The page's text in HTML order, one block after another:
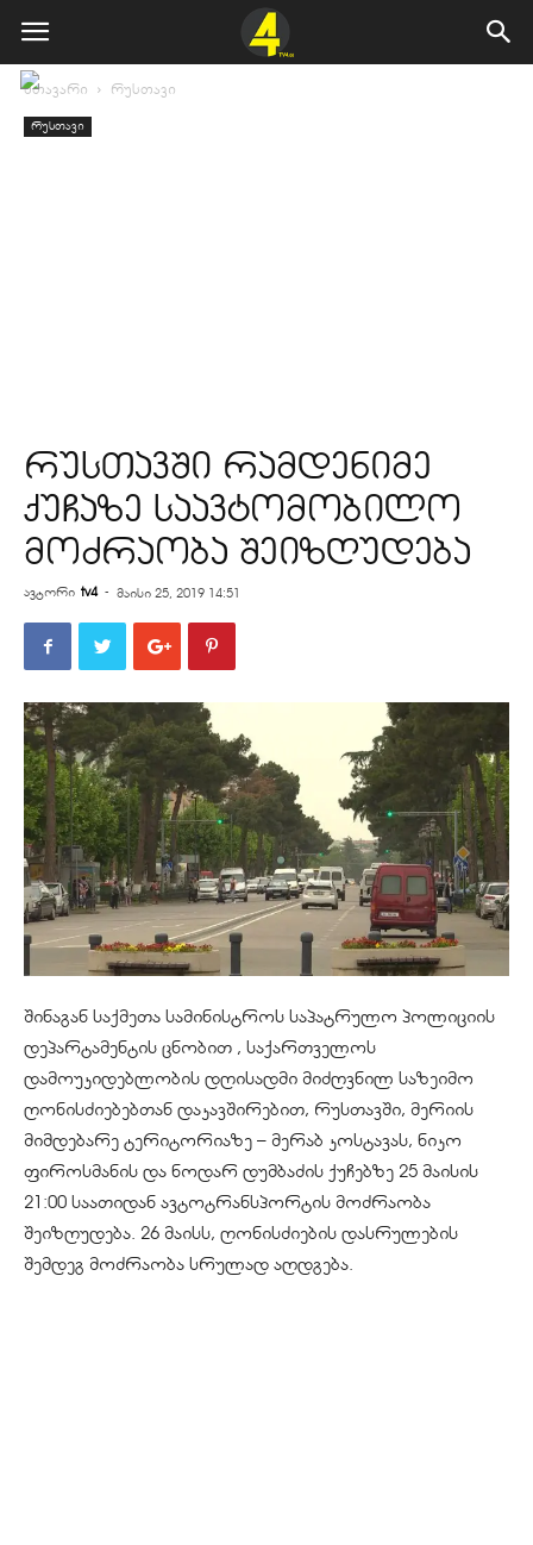
მთავარი რუსთავი
რუსთავი
რუსთავში რამდენიმე
ქუჩაზე საავტომობილო
მოძრაობა შეიზღუდება
ავტორი tv4 - მაისი 25, 2019 14:51
შინაგან საქმეთა სამინისტროს საპატრულო პოლიციის
დეპარტამენტის ცნობით , საქართველოს
დამოუკიდებლობის დღისადმი მიძღვნილ საზეიმო
ღონისძიებებთან დაკავშირებით, რუსთავში, მერიის
მიმდებარე ტერიტორიაზე – მერაბ კოსტავას, ნიკო
ფიროსმანის და ნოდარ დუმბაძის ქუჩებზე 25 მაისის
21:00 საათიდან ავტოტრანსპორტის მოძრაობა
შეიზღუდება. 26 მაისს, ღონისძიების დასრულების
შემდეგ მოძრაობა სრულად აღდგება.